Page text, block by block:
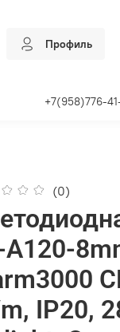
Профиль
+7(958)776-
(0)
A120-
IP20,